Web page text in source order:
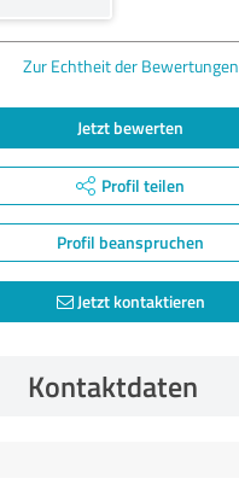
Zur Echtheit der Bewertungen
Jetzt bewerten
Profil teilen
Profil beanspruchen
Jetzt kontaktieren
Kontaktdaten